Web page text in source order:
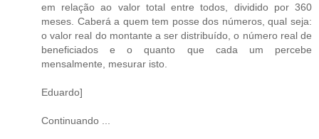
em relação ao valor total entre todos, dividido por 360
meses. Caberá a quem tem posse dos números, qual seja:
o valor real do montante a ser distribuído, o número real de
beneficiados e o quanto que cada um percebe
mensalmente, mesurar isto.
Eduardo]
Continuando ...